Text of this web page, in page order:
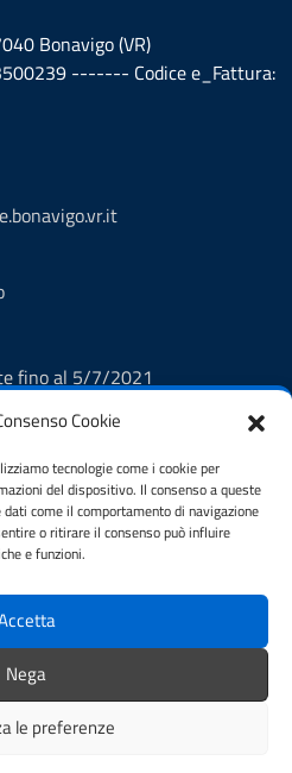
Cookie
tecnologie come i cookie per
del dispositivo. Il consenso a queste
come il comportamento di navigazione
o ritirare il consenso può influire
e funzioni.
Nega
le preferenze
Bonavigo (VR)
------- Codice e_Fattura:
fino al 5/7/2021